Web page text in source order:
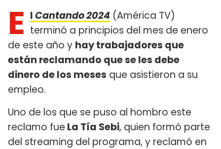
E lCantando 2024 (América TV)
terminó a principios del mes de enero
de este año y hay trabajadores que
están reclamando que se les debe
dinero de los meses que asistieron a su
empleo.
Uno de los que se puso al hombro este
reclamo fue La Tía Sebi, quien formó parte
del streaming del programa, y reclamó en